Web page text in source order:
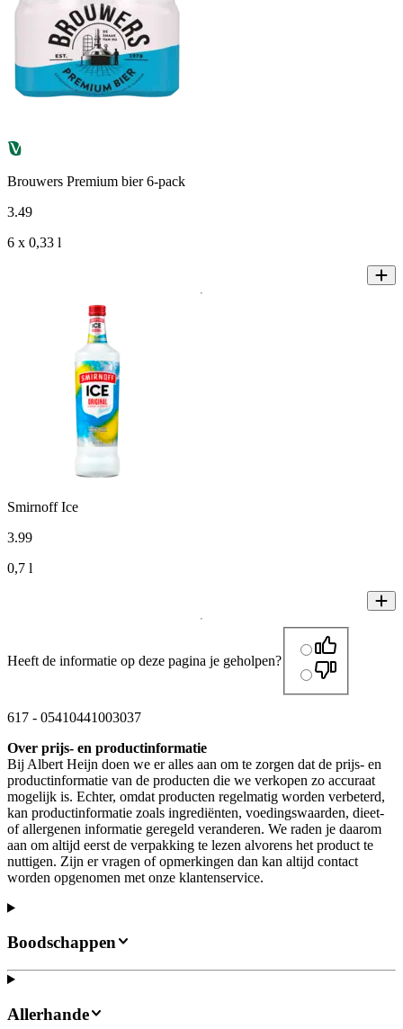
Brouwers Premium bier 6-pack
3.49
6 x 0,33 l
Smirnoff Ice
3.99
0,7 l
Heeft de informatie op deze pagina je geholpen?
617 - 05410441003037
Over prijs- en productinformatie
Bij Albert Heijn doen we er alles aan om te zorgen dat de prijs- en
productinformatie van de producten die we verkopen zo accuraat
mogelijk is. Echter, omdat producten regelmatig worden verbeterd,
kan productinformatie zoals ingrediënten, voedingswaarden, dieet-
of allergenen informatie geregeld veranderen. We raden je daarom
aan om altijd eerst de verpakking te lezen alvorens het product te
nuttigen. Zijn er vragen of opmerkingen dan kan altijd contact
worden opgenomen met onze klantenservice.
Boodschappen
Allerhande